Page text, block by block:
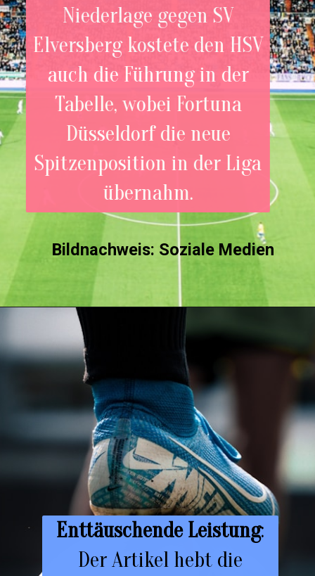
Niederlage gegen SV
Elversberg kostete den HSV
auch die Führung in der
Tabelle, wobei Fortuna
Düsseldorf die neue
Spitzenposition in der Liga
übernahm.
Bildnachweis: Soziale Medien
Enttäuschende Leistung:
Der Artikel hebt die